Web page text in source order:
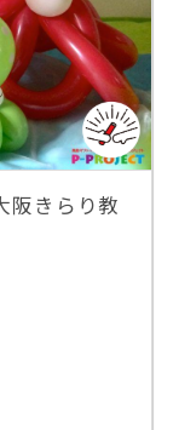
阪きらり教